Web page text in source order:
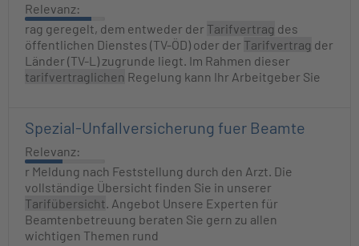
Relevanz:
rag geregelt, dem entweder der Tarifvertrag des
öffentlichen Dienstes (TV-ÖD) oder der Tarifvertrag der
Länder (TV-L) zugrunde liegt. Im Rahmen dieser
tarifvertraglichen Regelung kann Ihr Arbeitgeber Sie
Spezial-Unfallversicherung fuer Beamte
Relevanz:
r Meldung nach Feststellung durch den Arzt. Die
vollständige Übersicht finden Sie in unserer
Tarifübersicht. Angebot Unsere Experten für
Beamtenbetreuung beraten Sie gern zu allen
wichtigen Themen rund